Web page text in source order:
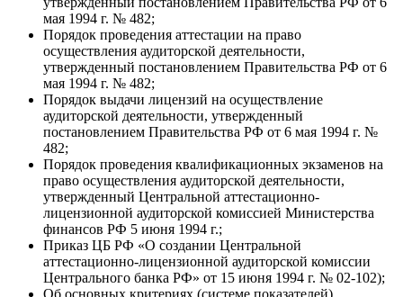
мая 1994 г. № 482;
Порядок проведения аттестации на право
осуществления аудиторской деятельности,
утвержденный постановлением Правительства РФ от 6
мая 1994 г. № 482;
Порядок выдачи лицензий на осуществление
аудиторской деятельности, утвержденный
постановлением Правительства РФ от 6 мая 1994 г. №
482;
Порядок проведения квалификационных экзаменов на
право осуществления аудиторской деятельности,
утвержденный Центральной аттестационно-
лицензионной аудиторской комиссией Министерства
финансов РФ 5 июня 1994 г.;
Приказ ЦБ РФ «О создании Центральной
аттестационно-лицензионной аудиторской комиссии
Центрального банка РФ» от 15 июня 1994 г. № 02-102);
Об основных критериях (системе показателей)